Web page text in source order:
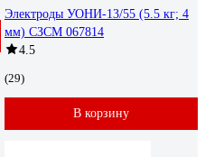
Электроды УОНИ-13/55 (5.5 кг; 4
мм) СЗСМ 067814
4.5
(29)
В корзину